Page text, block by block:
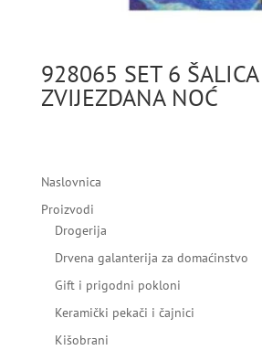
928065 SET 6 ŠALICA
ZVIJEZDANA NOĆ
Naslovnica
Proizvodi
Drogerija
Drvena galanterija za domaćinstvo
Gift i prigodni pokloni
Keramički pekači i čajnici
Kišobrani